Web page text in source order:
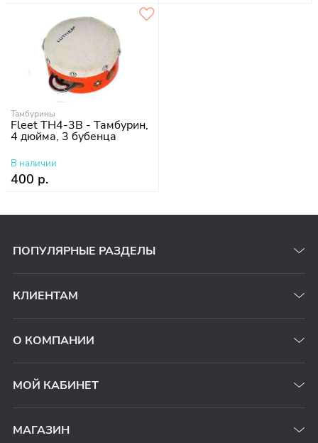
Тамбурины
Fleet TH4-3B - Тамбурин,
4 дюйма, 3 бубенца
В наличии
400 р.
ПОПУЛЯРНЫЕ РАЗДЕЛЫ
КЛИЕНТАМ
О КОМПАНИИ
МОЙ КАБИНЕТ
МАГАЗИН